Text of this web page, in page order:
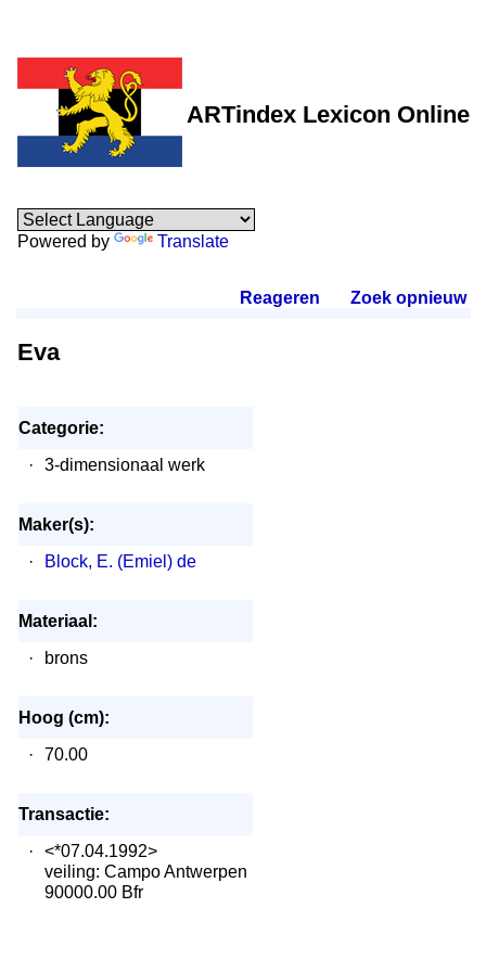
ARTindex Lexicon Online
Powered by Translate
Reageren Zoek opnieuw.
Eva
Categorie:
·
3-dimensionaal werk
Maker(s):
·
Block, E. (Emiel) de
Materiaal:
·
brons
Hoog (cm):
·
70.00
Transactie:
·
<*07.04.1992>
veiling: Campo Antwerpen
90000.00 Bfr